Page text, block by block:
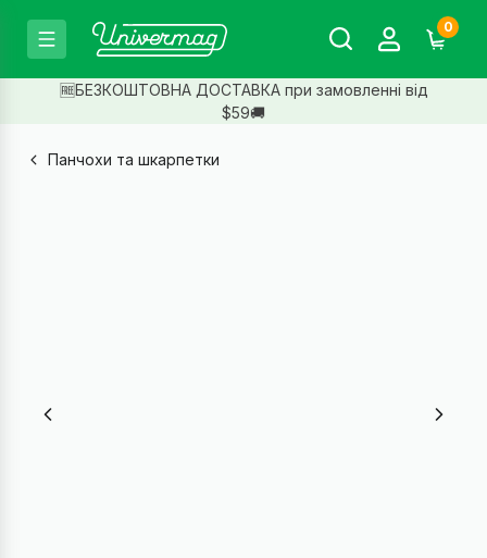
0
🆓БЕЗКОШТОВНА ДОСТАВКА при замовленні від
$59🚚
Панчохи та шкарпетки